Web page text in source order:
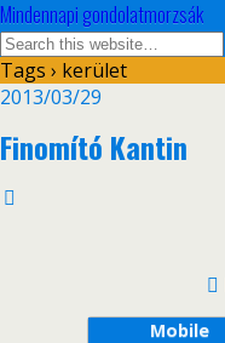
Mindennapi gondolatmorzsák
Tags › kerület
2013/03/29
Finomító Kantin
Mobile